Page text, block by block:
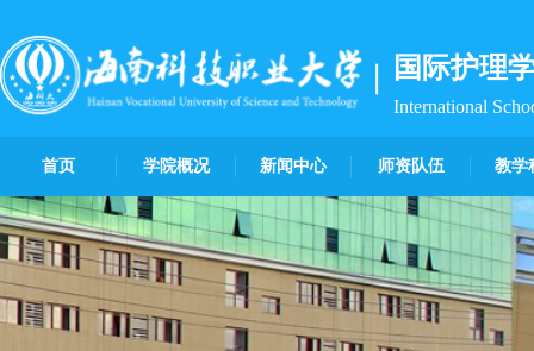
国际护理
International
首页 学院概况 新闻中心 师资队伍 教学